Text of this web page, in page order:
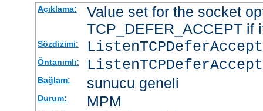
Açıklama:
Value set for the socket
TCP_DEFER_ACCEPT if
Sözdizimi:
Öntanımlı:
Bağlam: sunucu geneli
Durum: MPM